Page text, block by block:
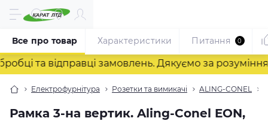
та відправці замовлень. Дякуємо за розуміння!
Електрофурнітура Розетки та вимикачі ALING-CONEL
Рамка 3-на вертик. Aling-Conel EON,
Все про товар Характеристики Питання 0